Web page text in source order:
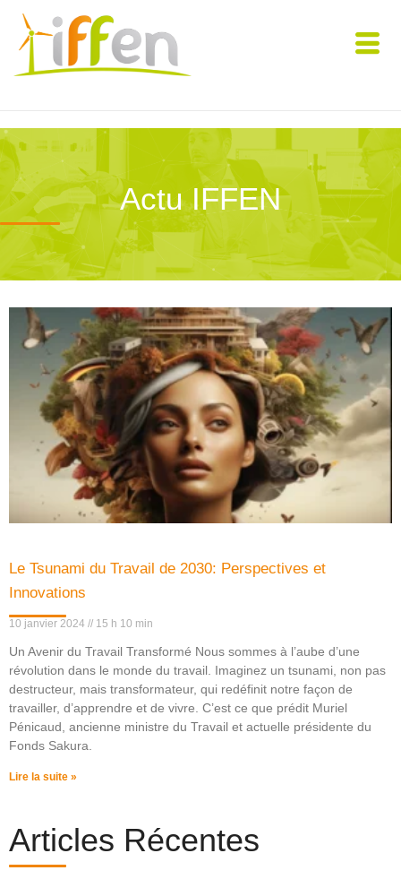
Actu IFFEN
Le Tsunami du Travail de 2030: Perspectives et
Innovations
10 janvier 2024 15 h 10 min
Un Avenir du Travail Transformé Nous sommes à l’aube d’une
révolution dans le monde du travail. Imaginez un tsunami, non pas
destructeur, mais transformateur, qui redéfinit notre façon de
travailler, d’apprendre et de vivre. C’est ce que prédit Muriel
Pénicaud, ancienne ministre du Travail et actuelle présidente du
Fonds Sakura.
Lire la suite »
Articles Récentes